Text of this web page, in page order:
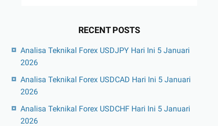
RECENT POSTS
Analisa Teknikal Forex USDJPY Hari Ini 5 Januari
2026
Analisa Teknikal Forex USDCAD Hari Ini 5 Januari
2026
Analisa Teknikal Forex USDCHF Hari Ini 5 Januari
2026